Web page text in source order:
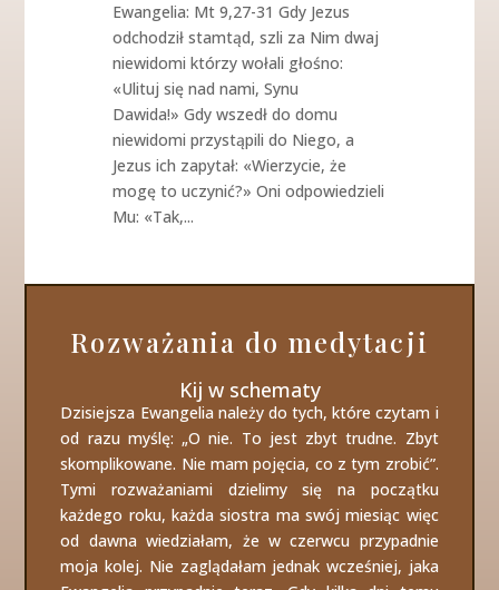
Ewangelia: Mt 9,27-31 Gdy Jezus
odchodził stamtąd, szli za Nim dwaj
niewidomi którzy wołali głośno:
«Ulituj się nad nami, Synu
Dawida!» Gdy wszedł do domu
niewidomi przystąpili do Niego, a
Jezus ich zapytał: «Wierzycie, że
mogę to uczynić?» Oni odpowiedzieli
Mu: «Tak,...
Rozważania do medytacji
Kij w schematy
Dzisiejsza Ewangelia należy do tych, które czytam i
od razu myślę: „O nie. To jest zbyt trudne. Zbyt
skomplikowane. Nie mam pojęcia, co z tym zrobić”.
Tymi rozważaniami dzielimy się na początku
każdego roku, każda siostra ma swój miesiąc więc
od dawna wiedziałam, że w czerwcu przypadnie
moja kolej. Nie zaglądałam jednak wcześniej, jaka